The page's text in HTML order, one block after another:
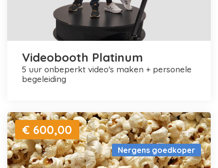
Videobooth Platinum
5 uur onbeperkt video's maken + personele
begeleiding
Nergens goedkoper
€ 600,00